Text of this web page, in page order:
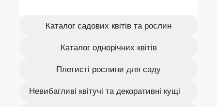
Каталог садових квітів та рослин
Каталог однорічних квітів
Плетисті рослини для саду
Невибагливі квітучі та декоративні кущі